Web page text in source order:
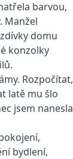
barvou,
Manžel
domu
konzolky
Rozpočítat,
latě mu šlo
jsem nanesla
bydlení,